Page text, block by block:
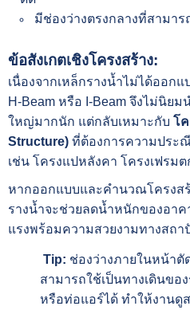
มีช่องว่างตรงกลางที่สามา
ข้อสังเกตเชิงโครงสร้าง:
เนื่องจากเหล็กรางน้ำไม่ได้ออก
H-Beam หรือ I-Beam จึงไม่นิย
ใหญ่มากนัก แต่กลับเหมาะกับ โ
Structure) ที่ต้องการความประ
เช่น โครงแปหลังคา โครงเฟรม
หากออกแบบและคำนวณโครงสร้
รางน้ำจะช่วยลดน้ำหนักของอา
แรงพร้อมความสวยงามทางสถา
Tip: ช่องว่างภายในหน้าตั
สามารถใช้เป็นทางเดินขอ
หรือท่อแอร์ได้ ทำให้งานดู